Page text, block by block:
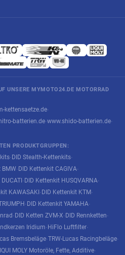
UNSERE MYMOTO24.DE MOTORRAD
kettensaetze.de·
batterien.de·www.shido-batterien.de·
PRODUKTGRUPPEN:
· DID Stealth-Kettenkits·
BMW· DID Kettenkit CAGIVA·
· DID Kettenkit HUSQVARNA·
KAWASAKI· DID Kettenkit KTM·
· DID Kettenkit YAMAHA·
· DID Ketten ZVM-X· DID Rennketten·
Iridium· HiFlo Luftfilter·
Bremsbeläge·TRW-Lucas Racingbeläge·
MOLY Motoröle, Fette, Additive·